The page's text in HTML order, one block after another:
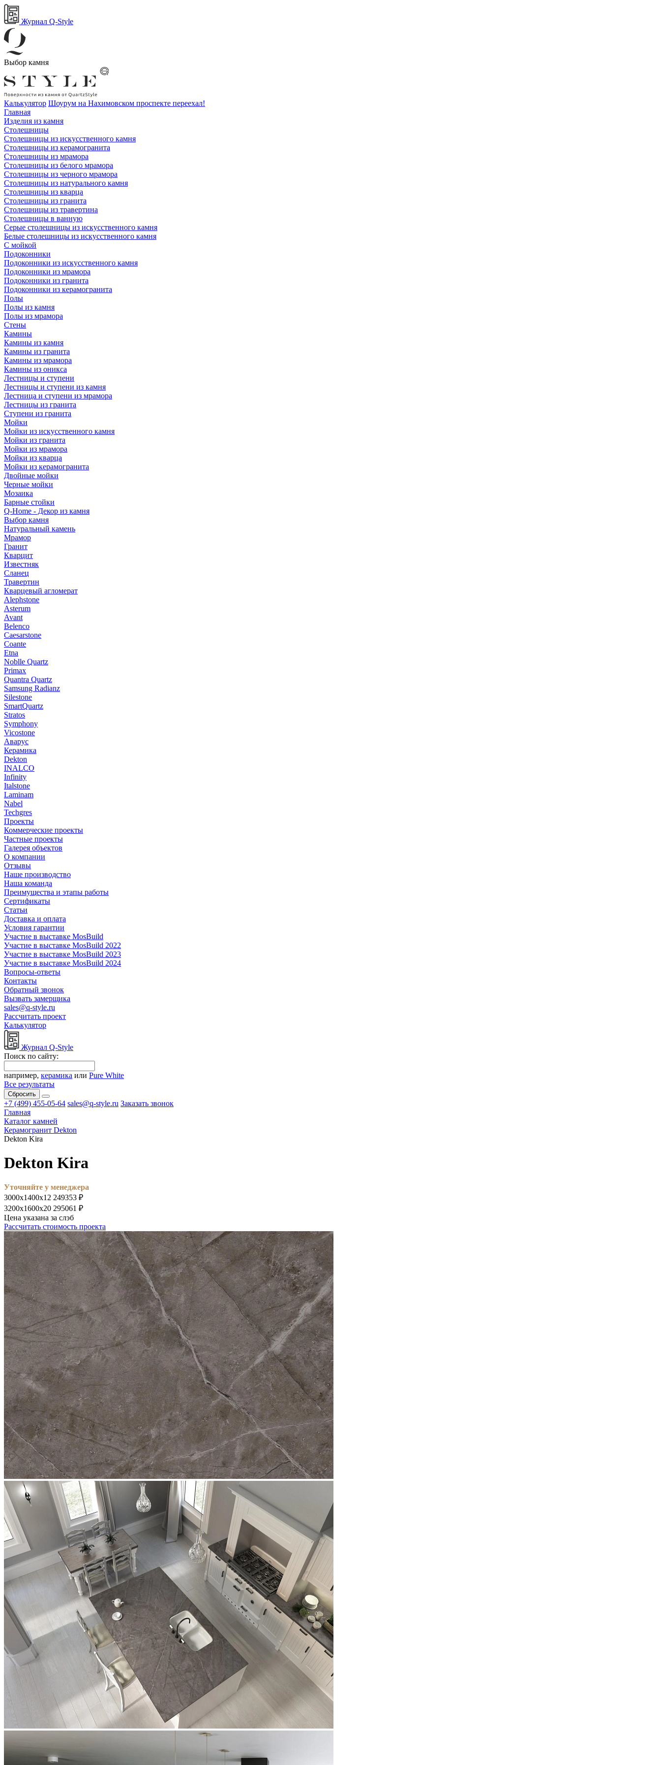
Журнал Q-Style
Выбор камня
Калькулятор Шоурум на Нахимовском проспекте переехал!
Главная
Изделия из камня
Столешницы
Столешницы из искусственного камня
Столешницы из керамогранита
Столешницы из мрамора
Столешницы из белого мрамора
Столешницы из черного мрамора
Столешницы из натурального камня
Столешницы из кварца
Столешницы из гранита
Столешницы из травертина
Столешницы в ванную
Серые столешницы из искусственного камня
Белые столешницы из искусственного камня
С мойкой
Подоконники
Подоконники из искусственного камня
Подоконники из мрамора
Подоконники из гранита
Подоконники из керамогранита
Полы
Полы из камня
Полы из мрамора
Стены
Камины
Камины из камня
Камины из гранита
Камины из мрамора
Камины из оникса
Лестницы и ступени
Лестницы и ступени из камня
Лестница и ступени из мрамора
Лестницы из гранита
Ступени из гранита
Мойки
Мойки из искусственного камня
Мойки из гранита
Мойки из мрамора
Мойки из кварца
Мойки из керамогранита
Двойные мойки
Черные мойки
Мозаика
Барные стойки
Q-Home - Декор из камня
Выбор камня
Натуральный камень
Мрамор
Гранит
Кварцит
Известняк
Сланец
Травертин
Кварцевый агломерат
Alephstone
Asterum
Avant
Belenco
Caesarstone
Coante
Etna
Noblle Quartz
Primax
Quantra Quartz
Samsung Radianz
Silestone
SmartQuartz
Stratos
Symphony
Vicostone
Аварус
Керамика
Dekton
INALCO
Infinity
Italstone
Laminam
Nabel
Techgres
Проекты
Коммерческие проекты
Частные проекты
Галерея объектов
О компании
Отзывы
Наше производство
Наша команда
Преимущества и этапы работы
Сертификаты
Статьи
Доставка и оплата
Условия гарантии
Участие в выставке MosBuild
Участие в выставке MosBuild 2022
Участие в выставке MosBuild 2023
Участие в выставке MosBuild 2024
Вопросы-ответы
Контакты
Обратный звонок
Вызвать замерщика
sales@q-style.ru
Рассчитать проект
Калькулятор
Журнал Q-Style
Поиск по сайту:
например, керамика или Pure White
Все результаты
Сбросить
+7 (499) 455-05-64 sales@q-style.ru Заказать звонок
Главная
Каталог камней
Керамогранит Dekton
Dekton Kira
Dekton Kira
Уточняйте у менеджера
3000х1400х12 249353 ₽
3200х1600х20 295061 ₽
Цена указана за слэб
Рассчитать стоимость проекта